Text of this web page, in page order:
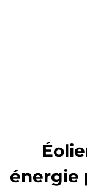
énergie